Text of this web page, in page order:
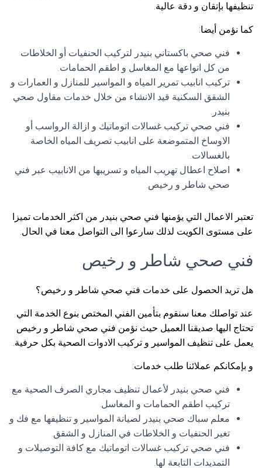
تنظيفها بإتقان و دقة عالية.
كما نؤمن أيضا:
فني صحي باكستاني بنيدر لتركيب الحنفيات أو الخلاطات
من كل انواعها مع المغاسل و اطقم الحمامات.
تركيب انابيب تمرير المياه و المواسير للمنازل و العمارات و
الشقق السكنية قيد الانشاء من خلال خدمات مقاول صحي
بنيدر.
فني صحي تركيب غسالات اتوماتيك و ازالة الرواسب أو
الاوساخ المتموضعة على انابيب تصريف المياه الخاصة
بالغسالات.
اصلاح اعطال تهريب المياه و تسريبها من الانابيب عبر فني
صحي شاطر و رخيص.
تعتبر الاعمال التي يؤمنها فني صحي بنيدر من اكثر الخدمات تميزا
على مستوى الكويت لذلك سارعوا الى التواصل معنا في الحال.
فني صحي شاطر و رخيص
هل تريد الحصول على خدمات فني صحي شاطر و رخيص؟
عند تواصلك معنا سنقوم بتأمين الفني المختص بنوع الخدمة التي
تحتاج اليها صديقنا العميل حيث نؤمن فني صحي شاطر و رخيص
يعمل على تنظيف المواسير و تركيب الادوات الصحية بكل حرفية.
و بإمكانكم عملائنا طلب خدمات:
فني صحي بنيدر لأعمال تنظيف مجاري الصرف الصحية مع
تركيب اطقم الحمامات و المغاسل.
معلم سباك صحي بنيدر لصيانة المواسير و تنظيفها مع فك و
تغير الحنفيات و الخلاطات في المنازل و الشقق.
فني صحي تركيب غسالات اتوماتيك مع كافة التوصيلات و
التمديدات التابعة لها.